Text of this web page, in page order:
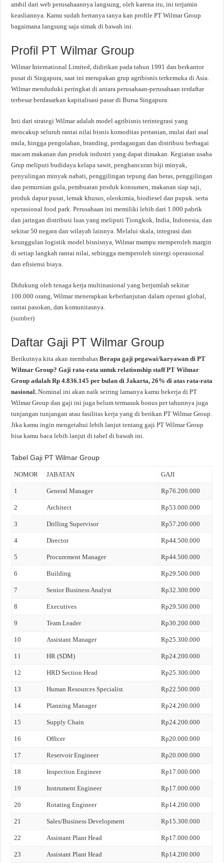
ambil dari web perusahaannya langsung, oleh karena itu, ini terjamin
keasliannya. Kamu sudah bertanya tanya kan profile PT Wilmar Group
bagaimana langsung saja simak di bawah ini.
Profil PT Wilmar Group
Wilmar International Limited, didirikan pada tahun 1991 dan berkantor
pusat di Singapura, saat ini merupakan grup agribisnis terkemuka di Asia.
Wilmar menduduki peringkat di antara perusahaan-perusahaan terdaftar
terbesar berdasarkan kapitalisasi pasar di Bursa Singapura.
Inti dari strategi Wilmar adalah model agribisnis terintegrasi yang
mencakup seluruh rantai nilai bisnis komoditas pertanian, mulai dari asal
mula, hingga pengolahan, branding, perdagangan dan distribusi berbagai
macam makanan dan produk industri yang dapat dimakan. Kegiatan usaha
Grup meliputi budidaya kelapa sawit, penghancuran biji minyak,
penyulingan minyak nabati, penggilingan tepung dan beras, penggilingan
dan pemurnian gula, pembuatan produk konsumen, makanan siap saji,
produk dapur pusat, lemak khusus, oleokimia, biodiesel dan pupuk. serta
operasional food park. Perusahaan ini memiliki lebih dari 1.000 pabrik
dan jaringan distribusi luas yang meliputi Tiongkok, India, Indonesia, dan
sekitar 50 negara dan wilayah lainnya. Melalui skala, integrasi dan
keunggulan logistik model bisnisnya, Wilmar mampu memperoleh margin
di setiap langkah rantai nilai, sehingga memperoleh sinergi operasional
dan efisiensi biaya.
Didukung oleh tenaga kerja multinasional yang berjumlah sekitar
100.000 orang, Wilmar menerapkan keberlanjutan dalam operasi global,
rantai pasokan, dan komunitasnya.
(sumber)
Daftar Gaji PT Wilmar Group
Berikutnya kita akan membahasBerapa gaji pegawai/karyawan di PT
Wilmar Group? Gaji rata-rata untuk relationship staff PT Wilmar
Group adalah Rp 4.836.145 per bulan di Jakarta, 26% di atas rata-rata
nasional.Nominal ini akan naik seiring lamanya kamu bekerja di PT
Wilmar Group dan gaji ini juga belum termasuk bonus per tahunnya juga
tunjangan tunjangan atau fasilitas kerja yang di berikan PT Wilmar Group.
Jika kamu ingin mengetahui lebih lanjut tentang gaji PT Wilmar Group
bisa kamu baca lebih lanjut di tabel di bawah ini.
Tabel Gaji PT Wilmar Group
NOMOR JABATAN GAJI
1 General Manager Rp76.200.000
2 Architect Rp53.000.000
3 Drilling Supervisor Rp57.200.000
4 Director Rp44.500.000
5 Procurement Manager Rp44.500.000
6 Building Rp29.500.000
7 Senior Business Analyst Rp32.300.000
8 Executives Rp29.500.000
9 Team Leader Rp30.200.000
10 Assistant Manager Rp25.300.000
11 HR (SDM) Rp24.200.000
12 HRD Section Head Rp25.300.000
13 Human Resources Specialist Rp22.500.000
14 Planning Manager Rp24.200.000
15 Supply Chain Rp24.200.000
16 Officer Rp20.000.000
17 Reservoir Engineer Rp20.000.000
18 Inspection Engineer Rp17.000.000
19 Instrument Engineer Rp17.000.000
20 Rotating Engineer Rp14.200.000
21 Sales/Business Development Rp15.300.000
22 Assistant Plant Head Rp17.000.000
23 Assistant Plant Head Rp14.200.000